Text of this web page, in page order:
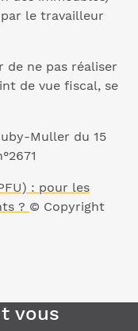
le travailleur
de ne pas réaliser
de vue fiscal, se
Muller du 15
: pour les
? © Copyright
vous